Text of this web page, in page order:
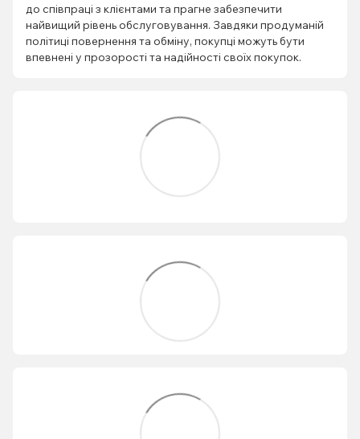
до співпраці з клієнтами та прагне забезпечити
найвищий рівень обслуговування. Завдяки продуманій
політиці повернення та обміну, покупці можуть бути
впевнені у прозорості та надійності своїх покупок.